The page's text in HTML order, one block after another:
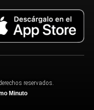
reservados.
Minuto